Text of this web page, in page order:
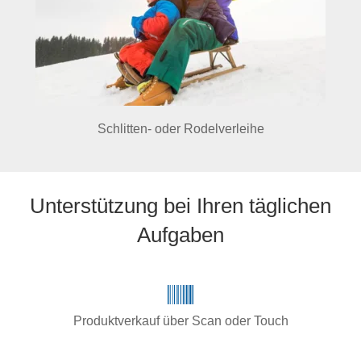
Schlitten- oder Rodelverleihe
Unterstützung bei Ihren täglichen
Aufgaben
Produktverkauf über Scan oder Touch